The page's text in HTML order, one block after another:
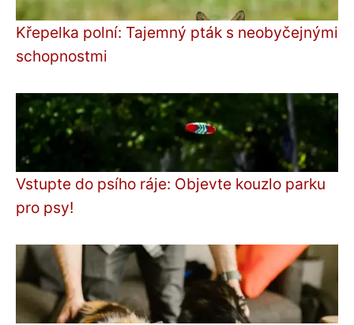
Křepelka polní: Tajemný pták s neobyčejnými
schopnostmi
Vstupte do psího ráje: Objevte kouzlo parku
pro psy!